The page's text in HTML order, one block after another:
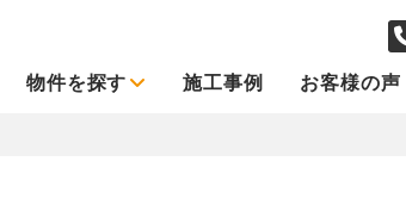
物件を探す 施工事例 お客様の声